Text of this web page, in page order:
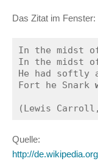
Das Zitat im Fenster:
In the midst
In the midst
He had softly
Fort he Snark
(Lewis
Quelle:
http://